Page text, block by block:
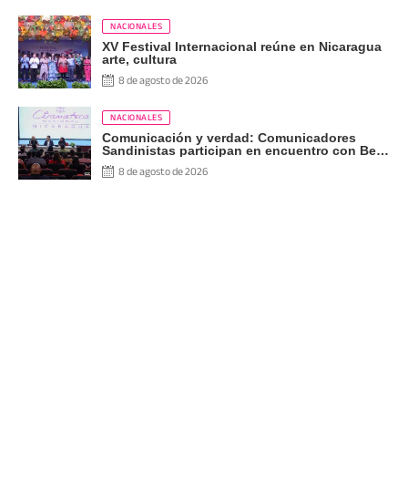
NACIONALES
XV Festival Internacional reúne en Nicaragua
arte, cultura
8 de agosto de 2026
NACIONALES
Comunicación y verdad: Comunicadores
Sandinistas participan en encuentro con Ben
Norton8 de agosto de 2026